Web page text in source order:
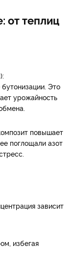
от теплиц
Это
урожайность
повышает
поглощали азот
зависит
избегая